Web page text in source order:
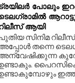
പോലും
ആയി
സിനിമ
തന്നെ
കുറേ